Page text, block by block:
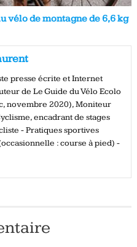
vélo de montagne de 6,6 kg
presse écrite et Internet
de Le Guide du Vélo Ecolo
novembre 2020), Moniteur
encadrant de stages
- Pratiques sportives
: course à pied) -